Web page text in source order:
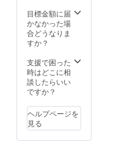
目標金額に届
かなかった場
合どうなりま
すか？
支援で困った
時はどこに相
談したらいい
ですか？
ヘルプページを
見る